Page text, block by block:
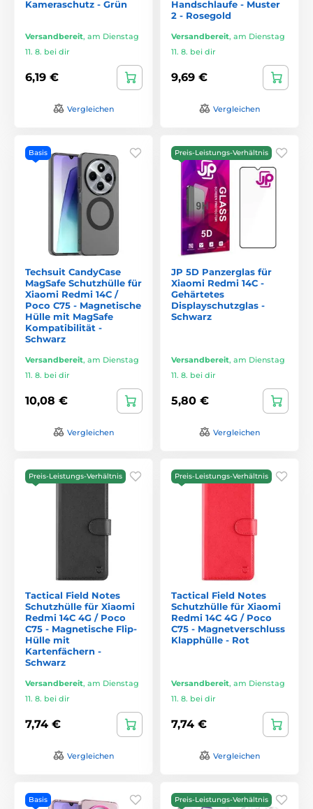
Kameraschutz - Grün
Versandbereit, am Dienstag
11. 8. bei dir
6,19 €
Vergleichen
Handschlaufe - Muster
2 - Rosegold
Versandbereit, am Dienstag
11. 8. bei dir
9,69 €
Vergleichen
Basis
Techsuit CandyCase
MagSafe Schutzhülle für
Xiaomi Redmi 14C /
Poco C75 - Magnetische
Hülle mit MagSafe
Kompatibilität -
Schwarz
Versandbereit, am Dienstag
11. 8. bei dir
10,08 €
Vergleichen
Preis-Leistungs-Verhältnis
JP 5D Panzerglas für
Xiaomi Redmi 14C -
Gehärtetes
Displayschutzglas -
Schwarz
Versandbereit, am Dienstag
11. 8. bei dir
5,80 €
Vergleichen
Preis-Leistungs-Verhältnis
Tactical Field Notes
Schutzhülle für Xiaomi
Redmi 14C 4G / Poco
C75 - Magnetische Flip-
Hülle mit
Kartenfächern -
Schwarz
Versandbereit, am Dienstag
11. 8. bei dir
7,74 €
Vergleichen
Preis-Leistungs-Verhältnis
Tactical Field Notes
Schutzhülle für Xiaomi
Redmi 14C 4G / Poco
C75 - Magnetverschluss
Klapphülle - Rot
Versandbereit, am Dienstag
11. 8. bei dir
7,74 €
Vergleichen
Basis Preis-Leistungs-Verhältnis